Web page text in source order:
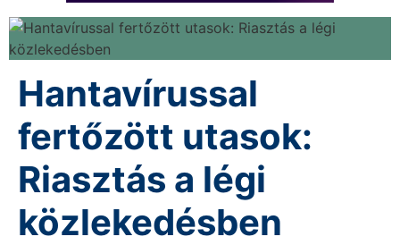
Hantavírussal
fertőzött utasok:
Riasztás a légi
közlekedésben